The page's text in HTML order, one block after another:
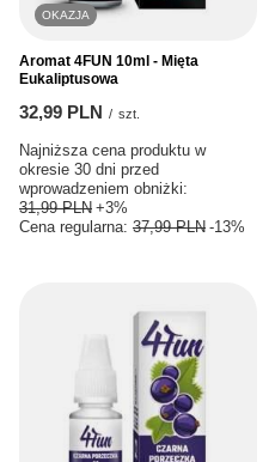
OKAZJA
Aromat 4FUN 10ml - Mięta
Eukaliptusowa
32,99 PLN / szt.
Najniższa cena produktu w
okresie 30 dni przed
wprowadzeniem obniżki:
31,99 PLN +3%
Cena regularna: 37,99 PLN -13%